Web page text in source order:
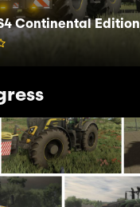
Continental Edition